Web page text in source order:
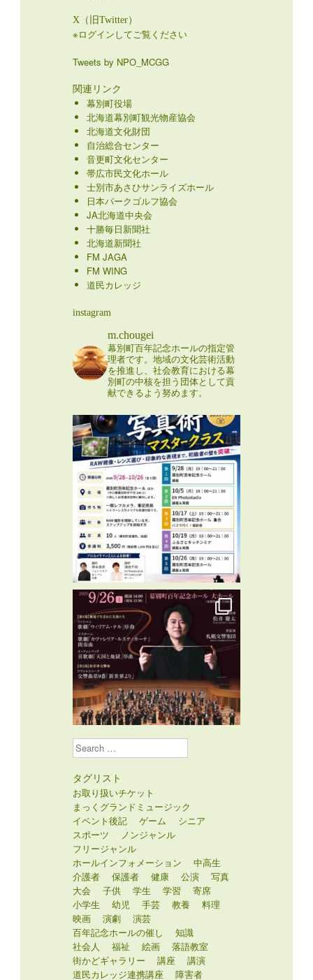
X（旧Twitter）
※ログインしてご覧ください
Tweets by NPO_MCGG
関連リンク
幕別町役場
北海道幕別町観光物産協会
北海道文化財団
自治総合センター
音更町文化センター
帯広市民文化ホール
士別市あさひサンライズホール
日本パークゴルフ協会
JA北海道中央会
十勝毎日新聞社
北海道新聞社
FM JAGA
FM WING
道民カレッジ
instagram
m.chougei
幕別町百年記念ホールの指定管
理者です。地域の文化芸術活動
を推進し、社会教育における幕
別町の中核を担う団体として貢
献できるよう努めます。
Search
タグリスト
お取り扱いチケット
まっくグランドミュージック
イベント後記
ゲーム
シニア
スポーツ
ノンジャンル
フリージャンル
ホールインフォメーション
中高生
介護者
保護者 健康 公演
写真
大会
子供 学生 学習
寄席
小学生
幼児 手芸 教養
料理
映画
演劇
演芸
百年記念ホールの催し
知識
社会人
福祉 絵画
落語教室
街かどギャラリー
講座
講演
道民カレッジ連携講座
障害者